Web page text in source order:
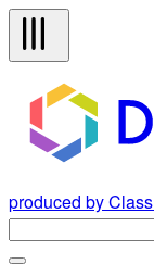
produced by